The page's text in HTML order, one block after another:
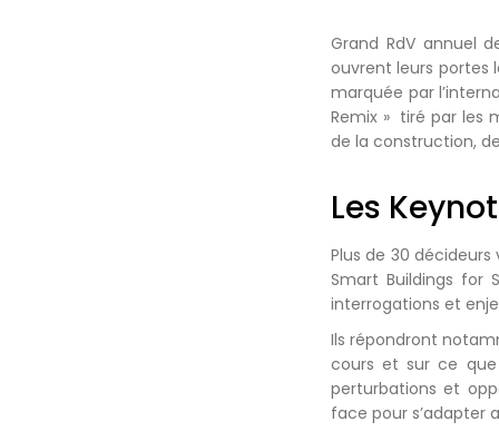
Grand RdV annuel
ouvrent leurs portes
marquée par
Remix » tiré par les
de la construction,
Les
Plus de 30
Smart Buildings for
interrogations et
Ils répondront
cours et sur ce
perturbations et
face pour s’adapter